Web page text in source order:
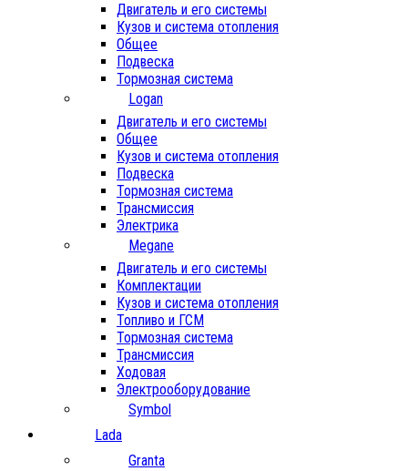
Двигатель и его системы
Кузов и система отопления
Общее
Подвеска
Тормозная система
Logan
Двигатель и его системы
Общее
Кузов и система отопления
Подвеска
Тормозная система
Трансмиссия
Электрика
Megane
Двигатель и его системы
Комплектации
Кузов и система отопления
Топливо и ГСМ
Тормозная система
Трансмиссия
Ходовая
Электрооборудование
Symbol
Lada
Granta